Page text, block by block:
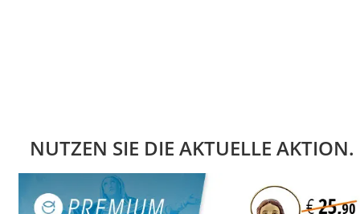
NUTZEN SIE DIE AKTUELLE AKTION.